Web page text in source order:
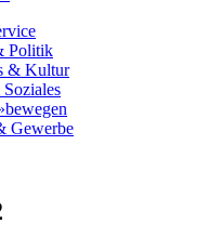
Politik
& Kultur
Gewerbe